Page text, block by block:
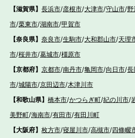
【滋賀県】 長浜市/彦根市/大津市/守山市/
市/栗東市/湖南市/甲賀市
【奈良県】 奈良市/生駒市/大和郡山市/天理
市/桜井市/葛城市/橿原市
【京都府】 京都市/南丹市/亀岡市/向日市/長
市/城陽市/京田辺市/木津川市
【和歌山県】 橋本市/かつらぎ町/紀の川市/
美野町/海南市/有田市/有田川町
【大阪府】 枚方市/寝屋川市/高槻市/四條畷